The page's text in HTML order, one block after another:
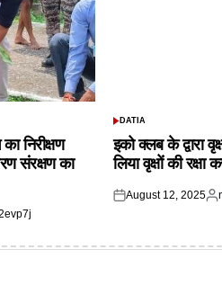
निरीक्षण
संरक्षण का
POSTED
DATIA
इको क्लब के द्वारा
लिया वृक्षों की
Posted
August 12, 2025